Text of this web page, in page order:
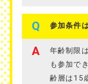
Q 参加条件
A
年齢制限
も参加で
齢層は15